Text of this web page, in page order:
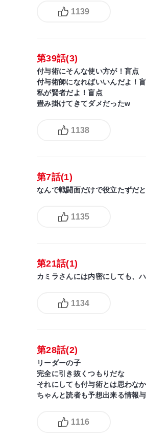
1139
第39話(3)
付与術にそんな使い方が！盲点
付与術師になればいいんだよ！
私が賢者だよ！盲点
畳み掛けてきてダメだったw
1138
第7話(1)
なんで戦闘面だけで役立たずだ
1135
第21話(1)
カミラさんには内密にしても、
1134
第28話(2)
リーダーの子
完全に引き抜くつもりだな
それにしても付与術とは思わな
ちゃんと読者も予想出来る情報
1116